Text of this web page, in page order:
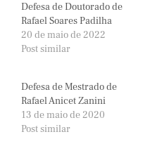
Defesa de Doutorado de
Rafael Soares Padilha
20 de maio de 2022
Post similar
Defesa de Mestrado de
Rafael Anicet Zanini
13 de maio de 2020
Post similar